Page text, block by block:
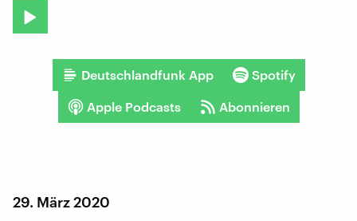
Deutschlandfunk App Spotify
Apple Podcasts Abonnieren
29. März 2020